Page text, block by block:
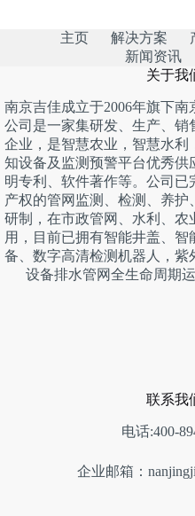
主页 解决方案
新闻资讯
关于我
南京吉佳成立于2006年旗下
公司是一家集研发、生产、销
企业，是智慧农业，智慧水利
知设备及监测预警平台优秀供
明专利、软件著作等。公司已
产权的管网监测、检测、养护
研制，在市政管网、水利、农
用，目前已拥有智能井盖、
备、数字高清检测机器人，紫
设备排水管网全生命周期
联系我
电话:400-
企业邮箱：